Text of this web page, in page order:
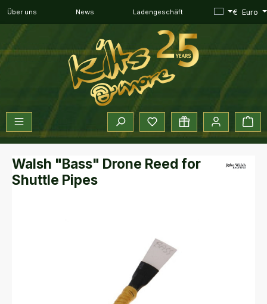
Zum Hauptinhalt springen
Über uns News Ladengeschäft € Euro
Du hast 0 Produkte auf dem
Walsh "Bass" Drone Reed for
Shuttle Pipes